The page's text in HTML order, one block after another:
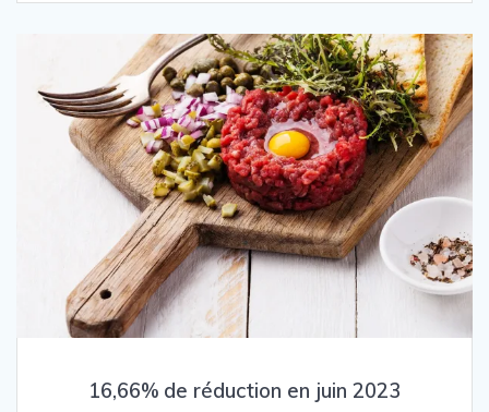
16,66% de réduction en juin 2023